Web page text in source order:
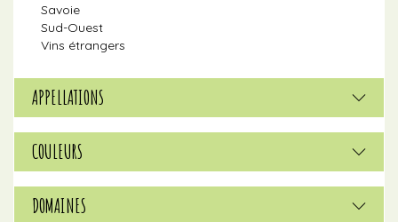
Savoie
Sud-Ouest
Vins étrangers
APPELLATIONS
COULEURS
DOMAINES